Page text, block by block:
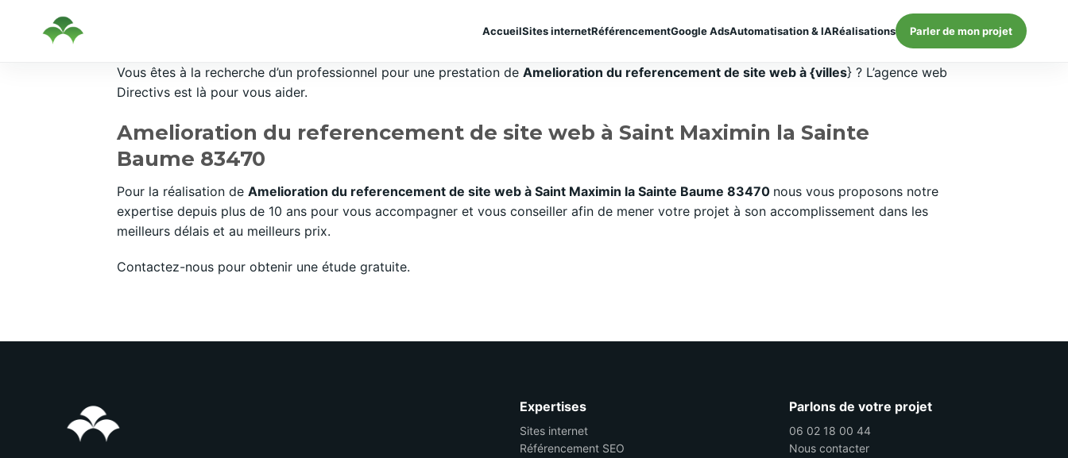
AccueilSites internetRéférencementGoogle AdsAutomatisation & IARéalisations Parler de mon projet
Vous êtes à la recherche d’un professionnel pour une prestation de Amelioration du referencement de site web à {villes} ? L’agence web
Directivs est là pour vous aider.
Amelioration du referencement de site web à Saint Maximin la Sainte
Baume 83470
Pour la réalisation de Amelioration du referencement de site web à Saint Maximin la Sainte Baume 83470 nous vous proposons notre
expertise depuis plus de 10 ans pour vous accompagner et vous conseiller afin de mener votre projet à son accomplissement dans les
meilleurs délais et au meilleurs prix.
Contactez-nous pour obtenir une étude gratuite.
Expertises
Sites internet
Référencement SEO
Parlons de votre projet
06 02 18 00 44
Nous contacter